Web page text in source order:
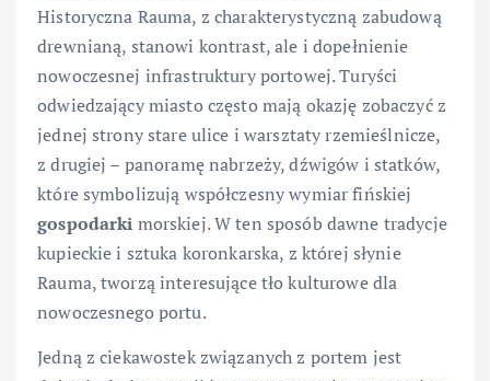
Historyczna Rauma, z charakterystyczną zabudową
drewnianą, stanowi kontrast, ale i dopełnienie
nowoczesnej infrastruktury portowej. Turyści
odwiedzający miasto często mają okazję zobaczyć z
jednej strony stare ulice i warsztaty rzemieślnicze,
z drugiej – panoramę nabrzeży, dźwigów i statków,
które symbolizują współczesny wymiar fińskiej
gospodarki morskiej. W ten sposób dawne tradycje
kupieckie i sztuka koronkarska, z której słynie
Rauma, tworzą interesujące tło kulturowe dla
nowoczesnego portu.
Jedną z ciekawostek związanych z portem jest